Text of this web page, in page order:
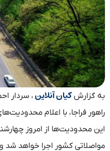
به گزارشکیان آنلاین ، سردار
راهور فراجا، با اعلام
مواصلاتی کشور اجرا خواهد شد و